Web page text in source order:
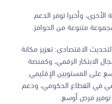
الأخرى، وأخيرا توفر الدعم
متنوعة من الحوافز.
الاقتصادي: تعزيز مكانة
الابتكار الرقمي، وكمنصة
على المستويين الإقليمي
في القطاع الحكومي، ودعم
فرص أوسع.